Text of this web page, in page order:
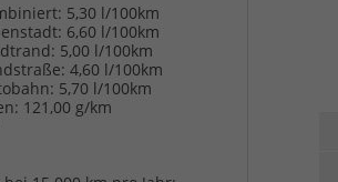
5,30 l/100km
6,60 l/100km
5,00 l/100km
4,60 l/100km
5,70 l/100km
121,00 g/km